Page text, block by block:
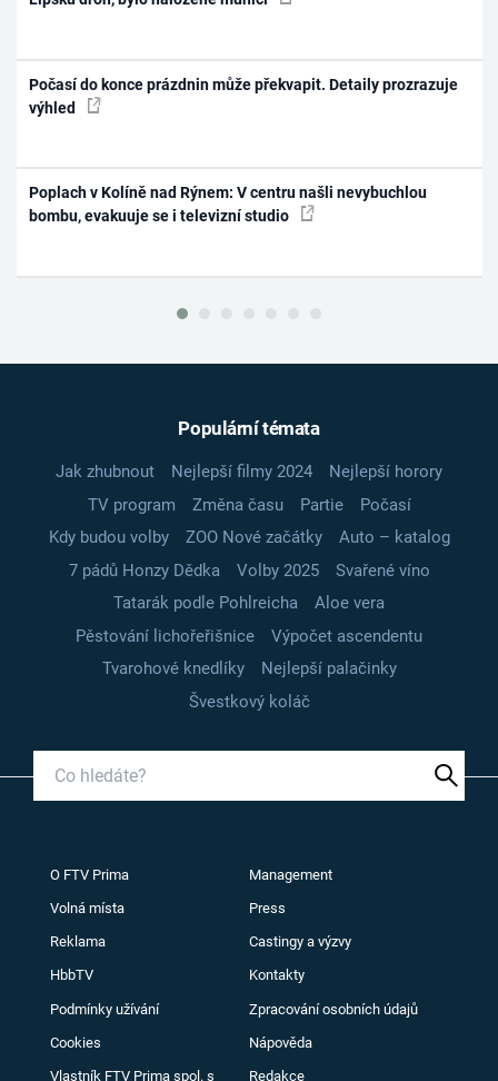
Počasí do konce prázdnin může překvapit. Detaily prozrazuje
výhled
Poplach v Kolíně nad Rýnem: V centru našli nevybuchlou
bombu, evakuuje se i televizní studio
Populární témata
Jak zhubnout Nejlepší filmy 2024
Nejlepší horory
TV program
Změna času Partie
Počasí
Kdy budou volby
ZOO Nové začátky
Auto – katalog
7 pádů Honzy Dědka
Volby 2025
Svařené víno
Tatarák podle Pohlreicha
Aloe vera
Pěstování lichořeřišnice
Výpočet ascendentu
Tvarohové knedlíky
Nejlepší palačinky
Švestkový koláč
O FTV Prima Management
Volná místa Press
Reklama Castingy a výzvy
HbbTV Kontakty
Podmínky užívání Zpracování osobních údajů
Cookies Nápověda
Vlastník FTV Prima spol. s Redakce